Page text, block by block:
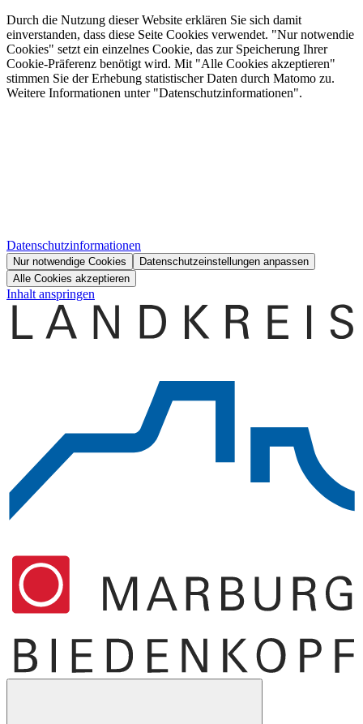
Durch die Nutzung dieser Website erklären Sie sich damit
einverstanden, dass diese Seite Cookies verwendet. "Nur notwendie
Cookies" setzt ein einzelnes Cookie, das zur Speicherung Ihrer
Cookie-Präferenz benötigt wird. Mit "Alle Cookies akzeptieren"
stimmen Sie der Erhebung statistischer Daten durch Matomo zu.
Weitere Informationen unter "Datenschutzinformationen".
Datenschutzinformationen
Nur notwendige Cookies
Datenschutzeinstellungen anpassen
Alle Cookies akzeptieren
Inhalt anspringen